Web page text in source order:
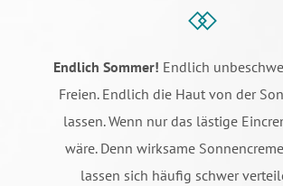
Endlich Sommer! Endlich
Freien. Endlich die Haut von der
lassen. Wenn nur das lästige
wäre. Denn wirksame
lassen sich häufig schwer